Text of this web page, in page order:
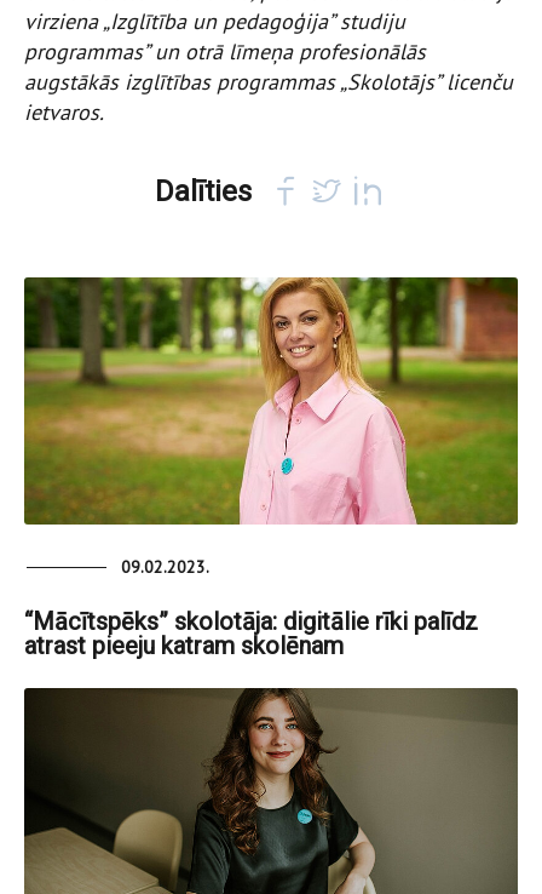
virziena „Izglītība un pedagoģija” studiju
programmas” un otrā līmeņa profesionālās
augstākās izglītības programmas „Skolotājs” licenču
ietvaros.
Dalīties
09.02.2023.
“Mācītspēks” skolotāja: digitālie rīki palīdz
atrast pieeju katram skolēnam